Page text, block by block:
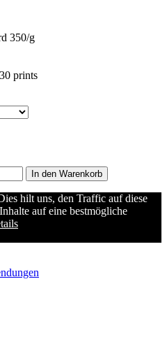
350/g
prints
In den Warenkorb
hilt uns, den Traffic auf diese
auf eine bestmögliche